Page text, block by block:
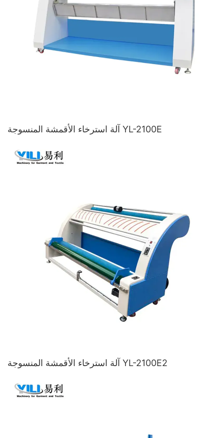
آلة استرخاء الأقمشة المنسوجة YL-2100E
آلة استرخاء الأقمشة المنسوجة YL-2100E2